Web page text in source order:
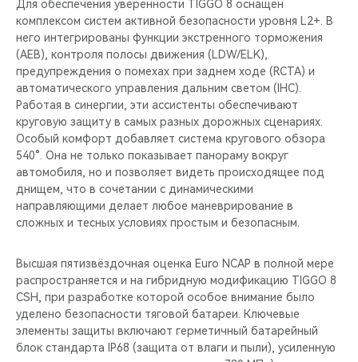
Для обеспечения уверенности TIGGO 8 оснащен
комплексом систем активной безопасности уровня L2+. В
него интегрированы функции экстренного торможения
(AEB), контроля полосы движения (LDW/ELK),
предупреждения о помехах при заднем ходе (RCTA) и
автоматического управления дальним светом (IHC).
Работая в синергии, эти ассистенты обеспечивают
круговую защиту в самых разных дорожных сценариях.
Особый комфорт добавляет система кругового обзора
540°. Она не только показывает панораму вокруг
автомобиля, но и позволяет видеть происходящее под
днищем, что в сочетании с динамическими
направляющими делает любое маневрирование в
сложных и тесных условиях простым и безопасным.
Высшая пятизвёздочная оценка Euro NCAP в полной мере
распространяется и на гибридную модификацию TIGGO 8
CSH, при разработке которой особое внимание было
уделено безопасности тяговой батареи. Ключевые
элементы защиты включают герметичный батарейный
блок стандарта IP68 (защита от влаги и пыли), усиленную